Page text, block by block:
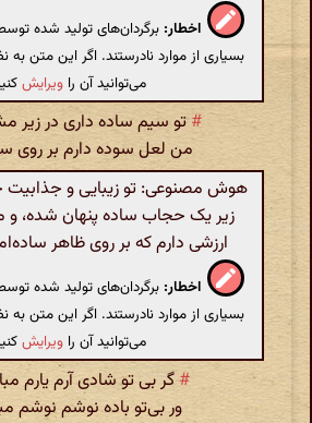
اخطار: برگردان‌های تولید شده
بسیاری از موارد نادرستند. اگر این متن
می‌توانید آن را ویرایش
#تو سیم ساده داری در
من لعل سوده دارم بر روی
هوش مصنوعی: تو زیبایی و جذابیت
زیر یک حجاب ساده پنهان شده، و
ارزشی دارم که بر روی ظاهر
اخطار: برگردان‌های تولید شده
بسیاری از موارد نادرستند. اگر این متن
می‌توانید آن را ویرایش
#گر بی تو شادی آرم یارم
ور بی‌تو باده نوشم نوشم